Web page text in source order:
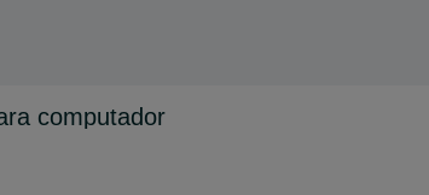
computador